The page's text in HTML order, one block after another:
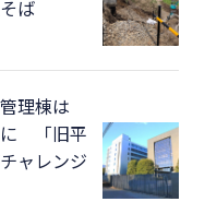
ば
理棟は
に 「旧平
ャレンジ